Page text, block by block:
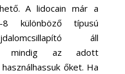
A lidocain már a
8 különböző típusú
áll
mindig az adott
őket. Ha